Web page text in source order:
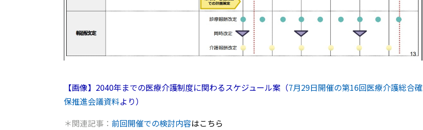
【画像】2040年までの医療介護制度に関わるスケジュール案（7月29日開催の第16回医療介護総合確
保推進会議資料より）
＊関連記事： 前回開催での検討内容はこちら